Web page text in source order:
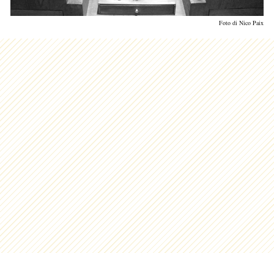
Foto di Nico Paix